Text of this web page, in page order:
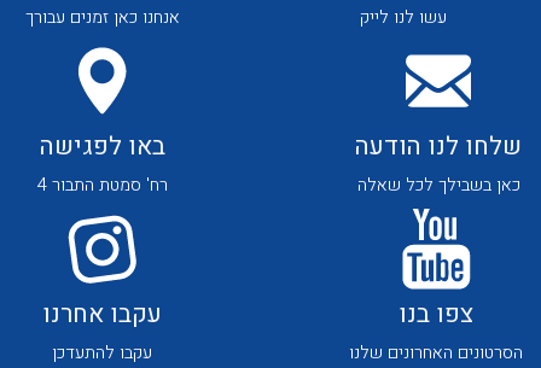
לכל מוצרי היצרן לכל מוצרי היצרן
לכל מוצרי היצרן לכל מוצרי היצרן
עשו לנו לייק אנחנו כאן זמנים עבורך
שלחו לנו הודעה
כאן בשבילך לכל שאלה
באו לפגישה
רח' סמטת התבור 4
צפו בנו
הסרטונים האחרונים שלנו
עקבו אחרנו
עקבו להתעדכן